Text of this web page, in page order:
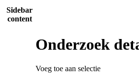
Sidebar
content
Onderzoek
Voeg toe aan selectie